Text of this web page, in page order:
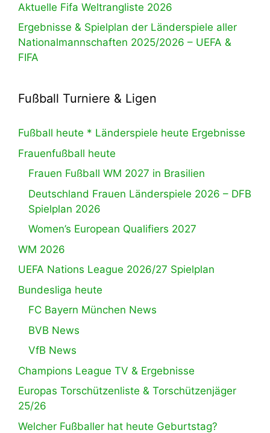
Aktuelle Fifa Weltrangliste 2026
Ergebnisse & Spielplan der Länderspiele aller
Nationalmannschaften 2025/2026 – UEFA &
FIFA
Fußball Turniere & Ligen
Fußball heute * Länderspiele heute Ergebnisse
Frauenfußball heute
Frauen Fußball WM 2027 in Brasilien
Deutschland Frauen Länderspiele 2026 – DFB
Spielplan 2026
Women’s European Qualifiers 2027
WM 2026
UEFA Nations League 2026/27 Spielplan
Bundesliga heute
FC Bayern München News
BVB News
VfB News
Champions League TV & Ergebnisse
Europas Torschützenliste & Torschützenjäger
25/26
Welcher Fußballer hat heute Geburtstag?